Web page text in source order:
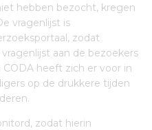
hebben bezocht, kregen
vragenlijst is
zodat
aan de bezoekers
heeft zich er voor in
op de drukkere tijden
zodat hierin